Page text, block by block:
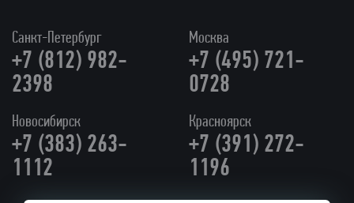
Санкт-Петербург
+7 (812) 982-
2398
Москва
+7 (495) 721-
0728
Новосибирск
+7 (383) 263-
1112
Красноярск
+7 (391) 272-
1196